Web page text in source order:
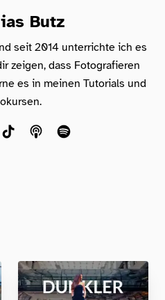
Butz
seit 2014 unterrichte ich es
zeigen, dass Fotografieren
es in meinen Tutorials und